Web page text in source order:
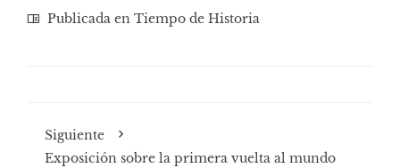
Publicada en Tiempo de Historia
Siguiente
Exposición sobre la primera vuelta al mundo